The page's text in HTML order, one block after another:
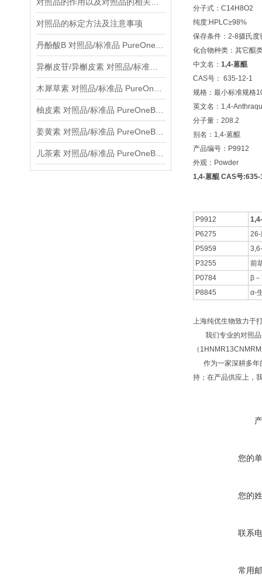
对照品的标定方法及注意事项
分子式：C14H8O2
纯度:HPLC≥98%
保存条件：2-8摄氏度
化合物种类：其它醌
中文名： 1,4-蒽醌
CAS号： 635-12-1
规格：最小标准规格
英文名：1,4-
分子量：208.2
别名：1,4-蒽醌
产品编号：P9912
外观：Powder
1,4-蒽醌 CAS号
P9912
P6275
26-
P5959
P3255
前
P0784
β
P8845
α-
上海纯优生物致力于
我们专业的对照品
（
作为一家深耕多年
持；在产品供应上，
您的
您的
联系
常用